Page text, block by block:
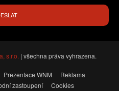
s.r.o. | všechna práva vyhrazena.
Prezentace WNM
Reklama
zastoupení Cookies